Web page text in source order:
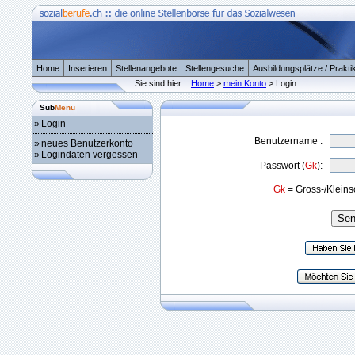
Home Inserieren Stellenangebote Stellengesuche
Ausbildungsplätze /
Sie sind hier :: Home > mein Konto > Login
SubMenu
» Login
»neues Benutzerkonto
» Logindaten vergessen
Benutzername :
Passwort (Gk):
Gk= Gross-/